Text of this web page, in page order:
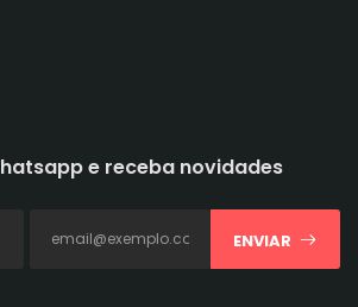
e receba novidades
ENVIAR